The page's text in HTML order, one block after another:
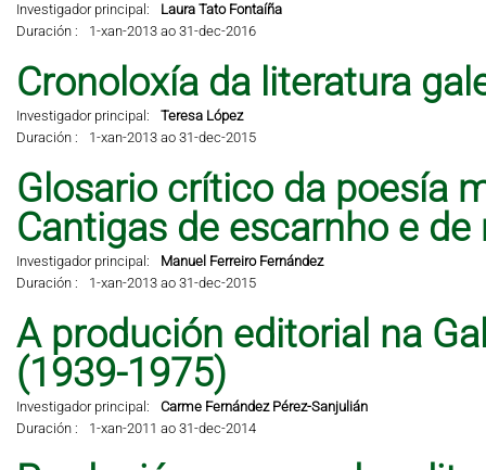
Investigador principal:
Laura Tato Fontaíña
Duración :
1-xan-2013 ao 31-dec-2016
Cronoloxía da literatura
Investigador principal:
Teresa López
Duración :
1-xan-2013 ao 31-dec-2015
Glosario crítico da poesía
Cantigas de escarnho e de
Investigador principal:
Manuel Ferreiro Fernández
Duración :
1-xan-2013 ao 31-dec-2015
A produción editorial na
(1939-1975)
Investigador principal:
Carme Fernández Pérez-Sanjulián
Duración :
1-xan-2011 ao 31-dec-2014